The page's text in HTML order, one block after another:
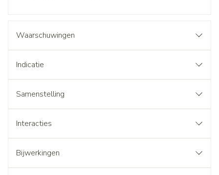
Waarschuwingen
Indicatie
Samenstelling
Interacties
Bijwerkingen